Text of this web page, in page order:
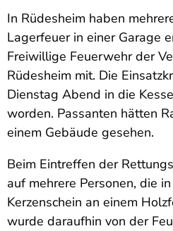
In Rüdesheim haben
Lagerfeuer in einer Garage
Freiwillige Feuerwehr der
Rüdesheim mit. Die
Dienstag Abend in die
worden. Passanten hätten
einem Gebäude gesehen.
Beim Eintreffen der
auf mehrere Personen, die
Kerzenschein an einem
wurde daraufhin von der